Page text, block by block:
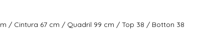
/ Cintura 67 cm / Quadril 99 cm / Top 38 / Botton 38